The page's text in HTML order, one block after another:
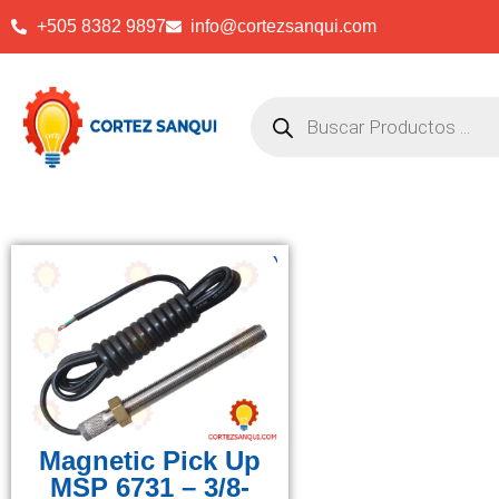
+505 8382 9897 info@cortezsanqui.com
Magnetic Pick Up
MSP 6731 – 3/8-